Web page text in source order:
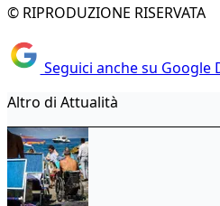
© RIPRODUZIONE RISERVATA
Seguici anche su Google
Altro di Attualità